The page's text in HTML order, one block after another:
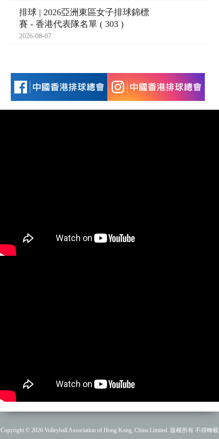
排球 | 2026亞洲東區女子排球錦標
賽 - 香港代表隊名單 ( 303 )
2026-08-07
Copyright © 2026 Volleyball Association of Hong Kong, China Limited. 版權所有 不得轉載